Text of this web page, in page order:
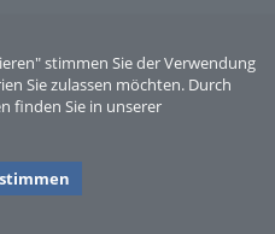
stimmen Sie der Verwendung
Sie zulassen möchten. Durch
finden Sie in unserer
Sperber